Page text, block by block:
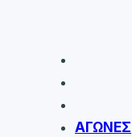
ΑΓΩΝΕΣ